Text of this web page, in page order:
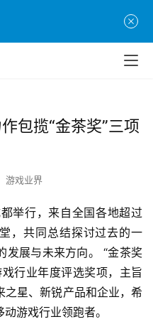
包揽“金茶奖”三项
游戏业界
举行，来自全国各地超过
，共同总结探讨过去的一
发展与未来方向。 “金茶奖
行业年度评选奖项，主旨
之星、新锐产品和企业，希
游戏行业领跑者。